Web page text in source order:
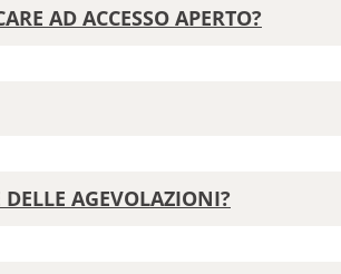
AD ACCESSO APERTO?
AGEVOLAZIONI?